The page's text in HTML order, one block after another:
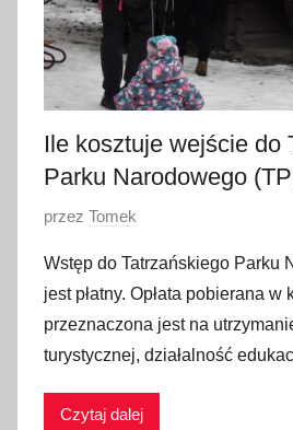
Ile kosztuje wejście do
Parku Narodowego
O
u
b
l
i
przez Tomek
Wstęp do Tatrzańskiego Parku
jest płatny. Opłata pobierana w
przeznaczona jest na
turystycznej, działalność
Czytaj dalej